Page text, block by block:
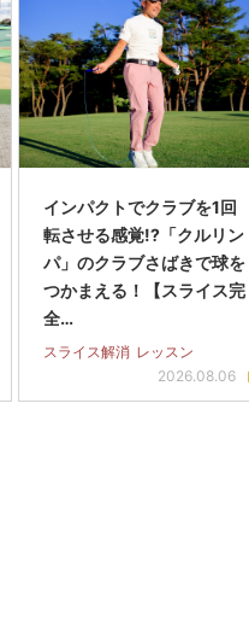
インパクトでクラブを1回
転させる感覚!?「クルリン
パ」のクラブさばきで球を
つかまえる！【スライス完
全…
スライス解消 レッスン
2026.08.06